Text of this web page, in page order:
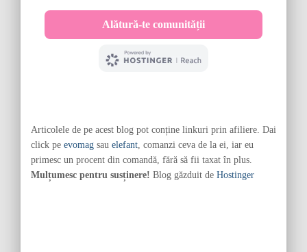
Articolele de pe acest blog pot conține linkuri prin afiliere. Dai
click pe evomag sau elefant, comanzi ceva de la ei, iar eu
primesc un procent din comandă, fără să fii taxat în plus.
Mulțumesc pentru susținere! Blog găzduit de Hostinger